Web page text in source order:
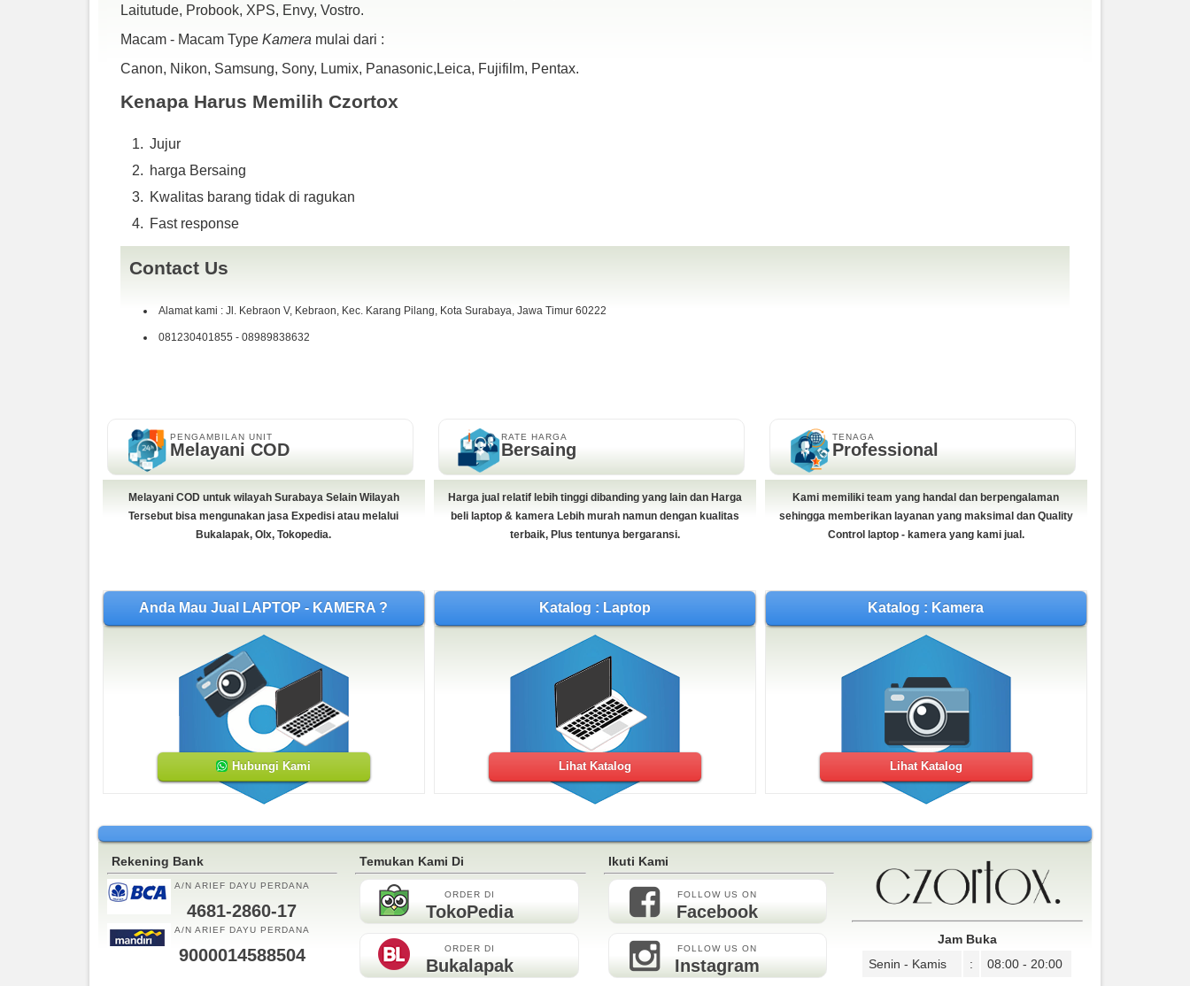
Laitutude, Probook, XPS, Envy, Vostro.
Macam - Macam Type Kamera mulai dari :
Canon, Nikon, Samsung, Sony, Lumix, Panasonic,Leica, Fujifilm, Pentax.
Kenapa Harus Memilih Czortox
Jujur
harga Bersaing
Kwalitas barang tidak di ragukan
Fast response
Contact Us
Alamat kami : Jl. Kebraon V, Kebraon, Kec. Karang Pilang, Kota Surabaya, Jawa Timur 60222
081230401855 - 08989838632
PENGAMBILAN UNIT
Melayani COD
Melayani COD untuk wilayah Surabaya Selain Wilayah
Tersebut bisa mengunakan jasa Expedisi atau melalui
Bukalapak, Olx, Tokopedia.
RATE HARGA
Bersaing
Harga jual relatif lebih tinggi dibanding yang lain dan Harga
beli laptop & kamera Lebih murah namun dengan kualitas
terbaik, Plus tentunya bergaransi.
TENAGA
Professional
Kami memiliki team yang handal dan berpengalaman
sehingga memberikan layanan yang maksimal dan Quality
Control laptop - kamera yang kami jual.
Anda Mau Jual LAPTOP - KAMERA ?
Hubungi Kami
Katalog : Laptop
Lihat Katalog
Katalog : Kamera
Lihat Katalog
Rekening Bank
A/N ARIEF DAYU PERDANA
4681-2860-17
A/N ARIEF DAYU PERDANA
9000014588504
Temukan Kami Di
ORDER DI
TokoPedia
ORDER DI
Bukalapak
Ikuti Kami
FOLLOW US ON
Facebook
FOLLOW US ON
Instagram
Jam Buka
Senin - Kamis
:
08:00 - 20:00